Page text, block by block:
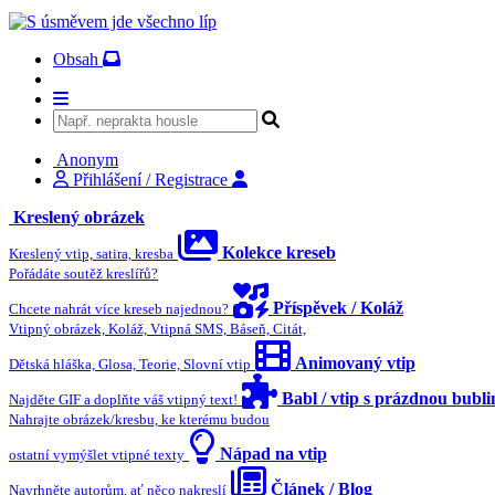
Obsah
Anonym
Přihlášení / Registrace
Kreslený obrázek
Kreslený vtip, satira, kresba Kolekce kreseb
Pořádáte soutěž kreslířů?
Chcete nahrát více kreseb najednou? Příspěvek / Koláž
Vtipný obrázek, Koláž, Vtipná SMS, Báseň, Citát,
Dětská hláška, Glosa, Teorie, Slovní vtip Animovaný vtip
Najděte GIF a doplňte váš vtipný text! Babl / vtip s prázdnou
Nahrajte obrázek/kresbu, ke kterému budou
ostatní vymýšlet vtipné texty Nápad na vtip
Navrhněte autorům, ať něco nakreslí Článek / Blog